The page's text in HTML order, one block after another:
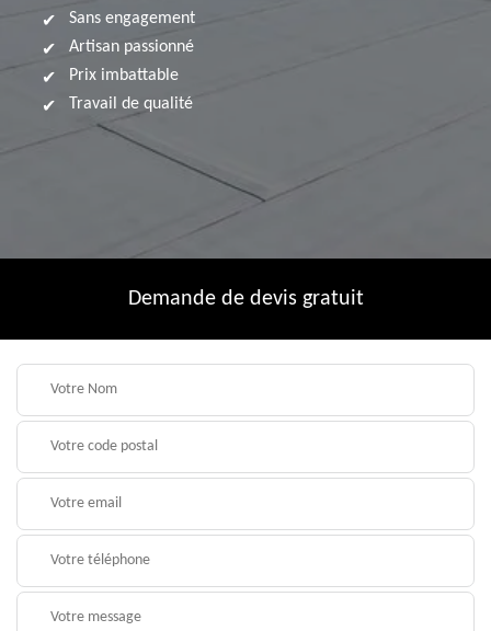
Sans engagement
Artisan passionné
Prix imbattable
Travail de qualité
Demande de devis gratuit